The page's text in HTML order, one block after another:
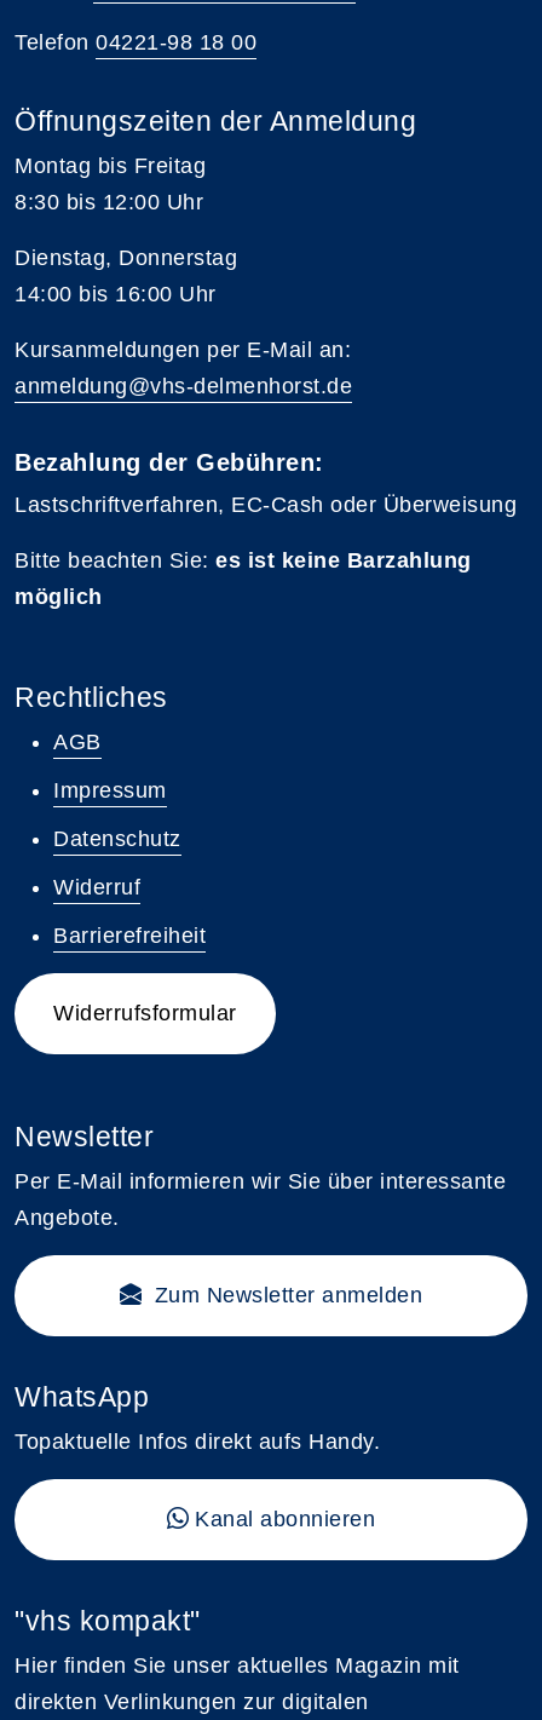
Telefon 04221-98 18 00
Öffnungszeiten der Anmeldung
Montag bis Freitag
8:30 bis 12:00 Uhr
Dienstag, Donnerstag
14:00 bis 16:00 Uhr
Kursanmeldungen per E-Mail an:
anmeldung@vhs-delmenhorst.de
Bezahlung der Gebühren:
Lastschriftverfahren, EC-Cash oder Überweisung
Bitte beachten Sie: es ist keine Barzahlung
möglich
Rechtliches
AGB
Impressum
Datenschutz
Widerruf
Barrierefreiheit
Widerrufsformular
Newsletter
Per E-Mail informieren wir Sie über interessante
Angebote.
Zum Newsletter anmelden
WhatsApp
Topaktuelle Infos direkt aufs Handy.
Kanal abonnieren
"vhs kompakt"
Hier finden Sie unser aktuelles Magazin mit
direkten Verlinkungen zur digitalen